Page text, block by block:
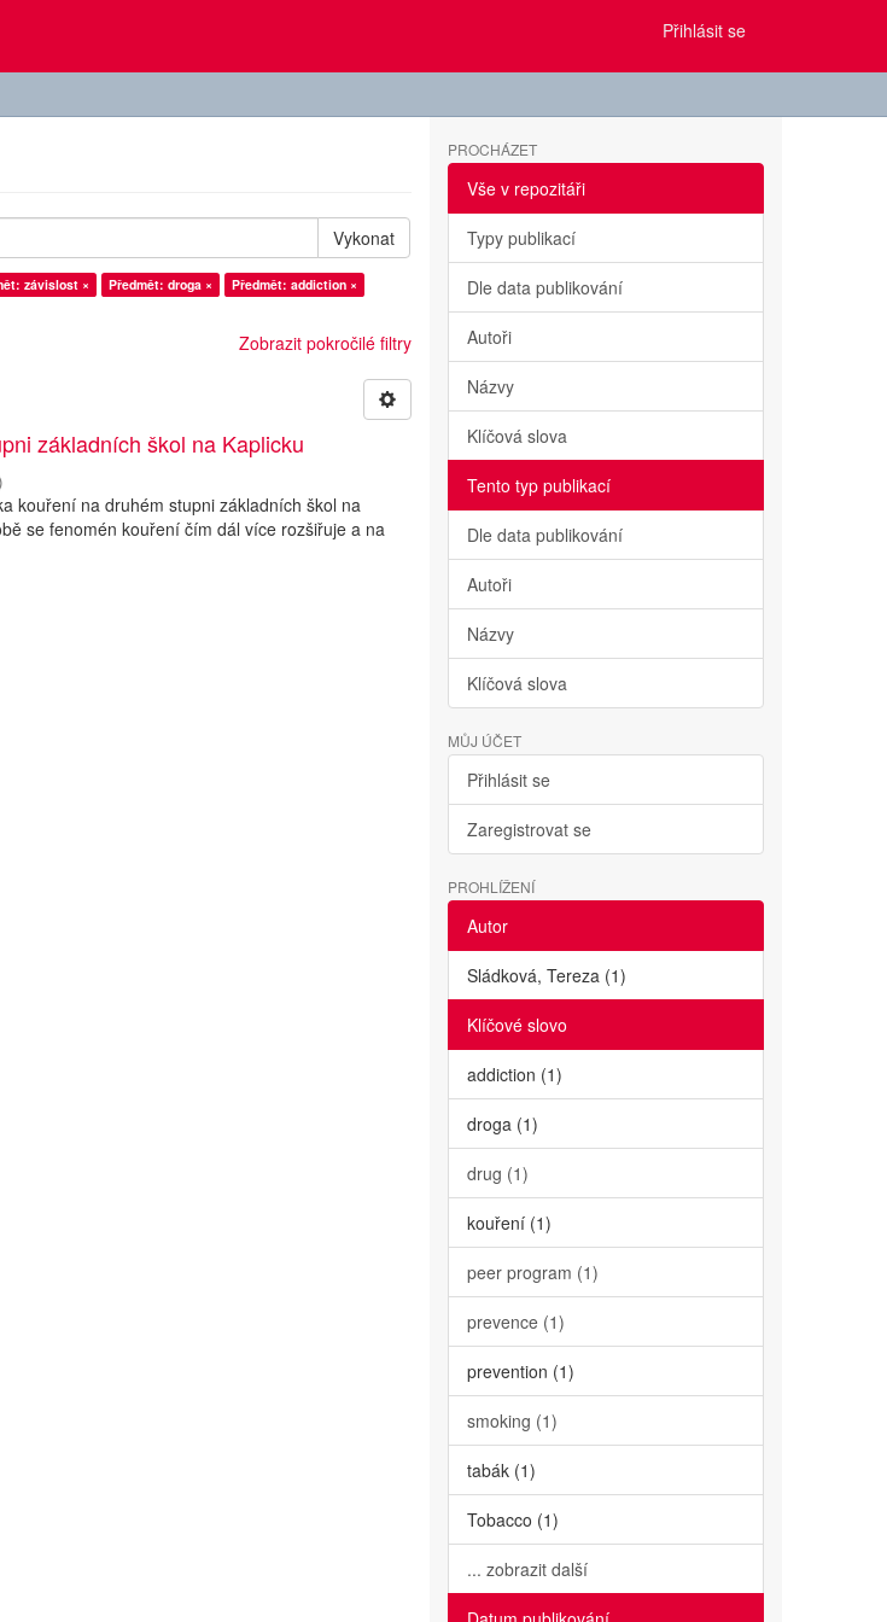
Přihlásit se
Vykonat
závislost × Předmět: droga ×
Předmět: addiction ×
Zobrazit pokročilé filtry
základních škol na Kaplicku
kouření na druhém stupni základních škol na
se fenomén kouření čím dál více rozšiřuje a na
PROCHÁZET
Vše v repozitáři
Typy publikací
Dle data publikování
Autoři
Názvy
Klíčová slova
Tento typ publikací
Dle data publikování
Autoři
Názvy
Klíčová slova
MŮJ ÚČET
Přihlásit se
Zaregistrovat se
PROHLÍŽENÍ
Autor
Sládková, Tereza (1)
Klíčové slovo
addiction (1)
droga (1)
drug (1)
kouření (1)
peer program (1)
prevence (1)
prevention (1)
smoking (1)
tabák (1)
Tobacco (1)
... zobrazit další